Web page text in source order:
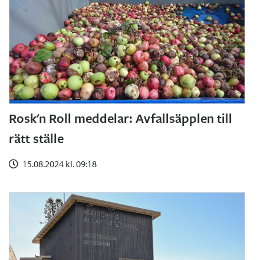
Rosk'n Roll meddelar: Avfallsäpplen till
rätt ställe
15.08.2024 kl. 09:18